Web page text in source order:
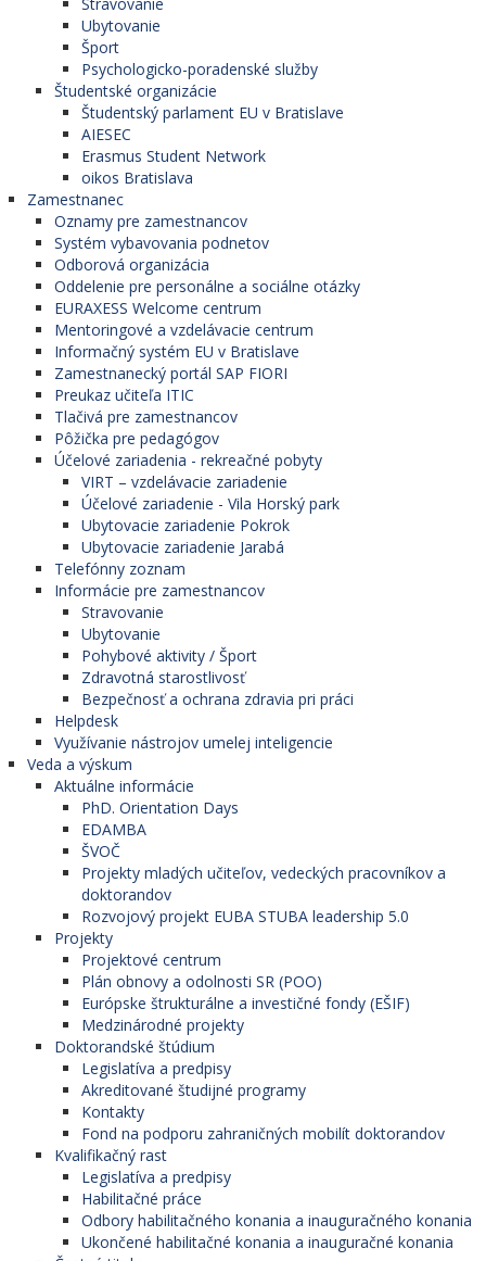
Ubytovanie
Šport
Psychologicko-poradenské služby
Študentské organizácie
Študentský parlament EU v Bratislave
AIESEC
Erasmus Student Network
oikos Bratislava
Zamestnanec
Oznamy pre zamestnancov
Systém vybavovania podnetov
Odborová organizácia
Oddelenie pre personálne a sociálne otázky
EURAXESS Welcome centrum
Mentoringové a vzdelávacie centrum
Informačný systém EU v Bratislave
Zamestnanecký portál SAP FIORI
Preukaz učiteľa ITIC
Tlačivá pre zamestnancov
Pôžička pre pedagógov
Účelové zariadenia - rekreačné pobyty
VIRT – vzdelávacie zariadenie
Účelové zariadenie - Vila Horský park
Ubytovacie zariadenie Pokrok
Ubytovacie zariadenie Jarabá
Telefónny zoznam
Informácie pre zamestnancov
Stravovanie
Ubytovanie
Pohybové aktivity / Šport
Zdravotná starostlivosť
Bezpečnosť a ochrana zdravia pri práci
Helpdesk
Využívanie nástrojov umelej inteligencie
Veda a výskum
Aktuálne informácie
PhD. Orientation Days
EDAMBA
ŠVOČ
Projekty mladých učiteľov, vedeckých pracovníkov a
doktorandov
Rozvojový projekt EUBA STUBA leadership 5.0
Projekty
Projektové centrum
Plán obnovy a odolnosti SR (POO)
Európske štrukturálne a investičné fondy (EŠIF)
Medzinárodné projekty
Doktorandské štúdium
Legislatíva a predpisy
Akreditované študijné programy
Kontakty
Fond na podporu zahraničných mobilít doktorandov
Kvalifikačný rast
Legislatíva a predpisy
Habilitačné práce
Odbory habilitačného konania a inauguračného konania
Ukončené habilitačné konania a inauguračné konania